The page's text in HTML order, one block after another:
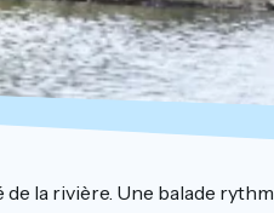
de la rivière. Une balade